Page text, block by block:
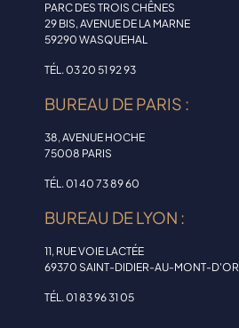
PARC DES TROIS CHÊNES
29 BIS, AVENUE DE LA MARNE
59290 WASQUEHAL
TÉL. 03 20 51 92 93
BUREAU DE PARIS :
38, AVENUE HOCHE
75008 PARIS
TÉL. 01 40 73 89 60
BUREAU DE LYON :
11, RUE VOIE LACTÉE
69370 SAINT-DIDIER-AU-MONT-D'OR
TÉL. 01 83 96 31 05